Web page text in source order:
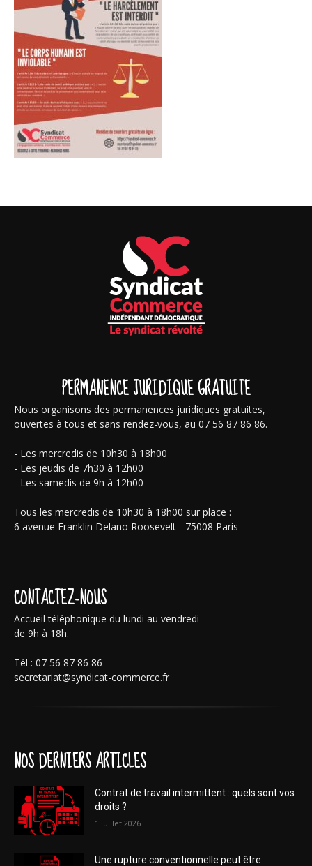
PERMANENCE JURIDIQUE GRATUITE
Nous organisons des permanences juridiques gratuites,
ouvertes à tous et sans rendez-vous, au 07 56 87 86 86.
- Les mercredis de 10h30 à 18h00
- Les jeudis de 7h30 à 12h00
- Les samedis de 9h à 12h00
Tous les mercredis de 10h30 à 18h00 sur place :
6 avenue Franklin Delano Roosevelt - 75008 Paris
CONTACTEZ-NOUS
Accueil téléphonique du lundi au vendredi
de 9h à 18h.
Tél : 07 56 87 86 86
secretariat@syndicat-commerce.fr
NOS DERNIERS ARTICLES
Contrat de travail intermittent : quels sont vos
droits ?
1 juillet 2026
Une rupture conventionnelle peut être